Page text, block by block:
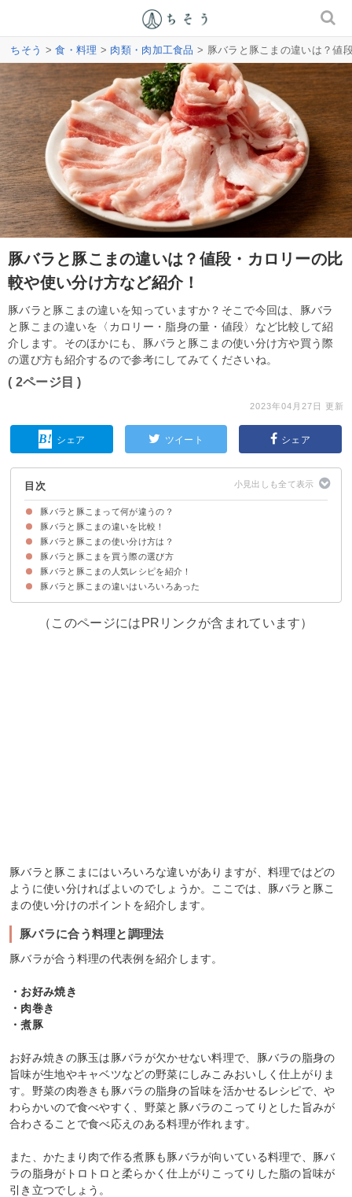
ちそう >食・料理 > 肉類・肉加工食品 > 豚バラと豚こまの違いは？値
豚バラと豚こまの違いは？値段・カロリーの比
較や使い分け方など紹介！
豚バラと豚こまの違いを知っていますか？そこで今回は、豚バラ
と豚こまの違いを〈カロリー・脂身の量・値段〉など比較して紹
介します。そのほかにも、豚バラと豚こまの使い分け方や買う際
の選び方も紹介するので参考にしてみてくださいね。
( 2ページ目 )
2023年04月27日 更新
シェア ツイート シェア
目次
豚バラと豚こまって何が違うの？
豚バラの部位と特徴
豚こまの部位と特徴
豚バラと豚こまの違いを比較！
違い①カロリー・脂質
違い②値段
豚バラと豚こまの使い分け方は？
豚バラに合う料理と調理法
豚こまに合う料理と調理法
豚こま・豚バラどちらでも良い（代用できる）場合
豚バラと豚こまを買う際の選び方
豚バラを選ぶ際のポイント
豚こまを選ぶ際のポイント
豚バラと豚こまの人気レシピを紹介！
豚バラの人気レシピ｜玉ねぎの豚バラ焼き
豚こまの人気レシピ｜豚キムチ丼
豚バラと豚こまの違いはいろいろあった
（このページにはPRリンクが含まれています）
豚バラと豚こまにはいろいろな違いがありますが、料理ではどの
ように使い分ければよいのでしょうか。ここでは、豚バラと豚こ
まの使い分けのポイントを紹介します。
豚バラに合う料理と調理法
豚バラが合う料理の代表例を紹介します。
・お好み焼き
・肉巻き
・煮豚
お好み焼きの豚玉は豚バラが欠かせない料理で、豚バラの脂身の
旨味が生地やキャベツなどの野菜にしみこみおいしく仕上がりま
す。野菜の肉巻きも豚バラの脂身の旨味を活かせるレシピで、や
わらかいので食べやすく、野菜と豚バラのこってりとした旨みが
合わさることで食べ応えのある料理が作れます。
また、かたまり肉で作る煮豚も豚バラが向いている料理で、豚バ
ラの脂身がトロトロと柔らかく仕上がりこってりした脂の旨味が
引き立つでしょう。